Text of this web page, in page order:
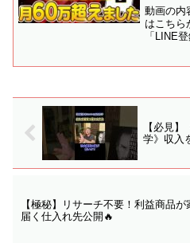
法を解
業】【
動画の内
はこちら
「LINE
【必見
学》収入
【極秘】リサーチ不要！利益商品が
届く仕入れ先公開🔥